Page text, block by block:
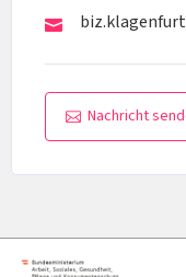
Nachricht